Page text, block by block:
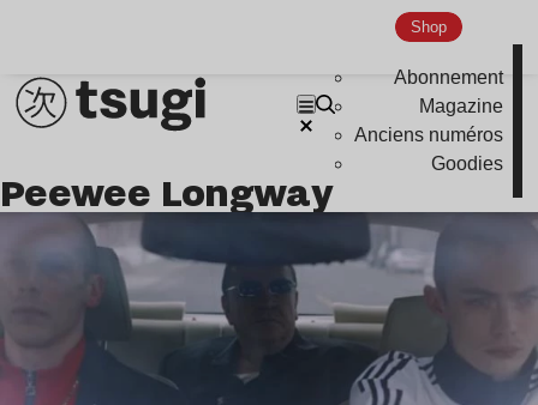
Shop
Abonnement
Magazine
Anciens numéros
Goodies
Peewee Longway